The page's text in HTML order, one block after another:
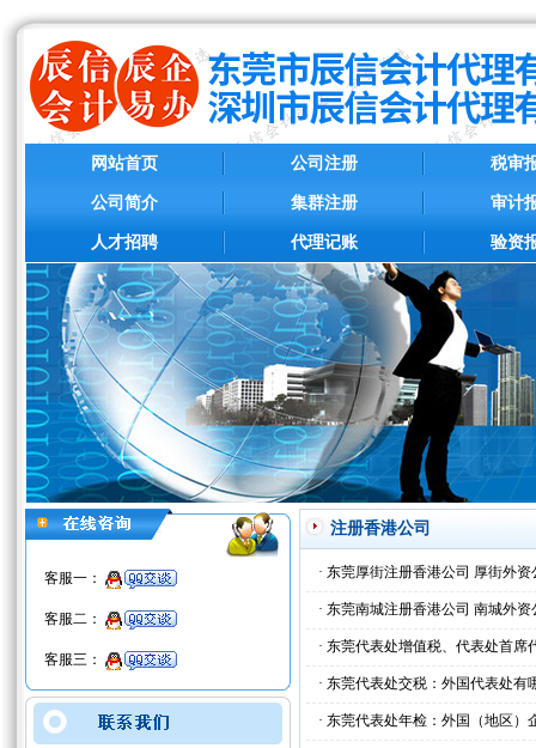
网站首页
公司简介
人才招聘
公司注册
集群注册
代理记账
税审
审计
验资
客服一：
客服二：
客服三：
注册香港公司
· 东莞厚街注册香港公司 厚街外
· 东莞南城注册香港公司 南城外
· 东莞代表处增值税、代表处首席
· 东莞代表处交税：外国代表处有
· 东莞代表处年检：外国（地区）